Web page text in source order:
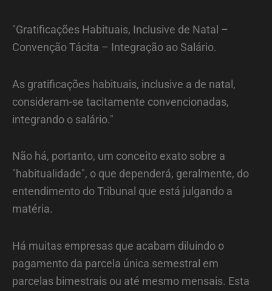
"Gratificações Habituais, Inclusive de Natal –
Convenção Tácita – Integração ao Salário.
As gratificações habituais, inclusive a de natal,
consideram-se tacitamente convencionadas,
integrando o salário."
Não há, portanto, um conceito exato sobre a
"habitualidade", o que dependerá, geralmente, do
entendimento do Tribunal que está julgando a
matéria.
Há muitas empresas que acabam diluindo o
pagamento da parcela única semestral em
parcelas bimestrais ou até mesmo mensais. Esta